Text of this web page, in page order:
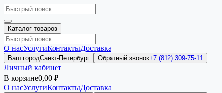
Каталог товаров
О насУслугиКонтактыДоставка
Ваш городСанкт-Петербург Обратный звонок+7 (812) 309-75-11
Личный кабинет
В корзине0,00 ₽
О насУслугиКонтактыДоставка